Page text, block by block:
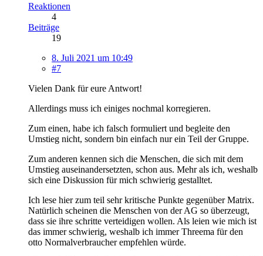
Reaktionen
4
Beiträge
19
8. Juli 2021 um 10:49
#7
Vielen Dank für eure Antwort!
Allerdings muss ich einiges nochmal korregieren.
Zum einen, habe ich falsch formuliert und begleite den
Umstieg nicht, sondern bin einfach nur ein Teil der Gruppe.
Zum anderen kennen sich die Menschen, die sich mit dem
Umstieg auseinandersetzten, schon aus. Mehr als ich, weshalb
sich eine Diskussion für mich schwierig gestalltet.
Ich lese hier zum teil sehr kritische Punkte gegenüber Matrix.
Natürlich scheinen die Menschen von der AG so überzeugt,
dass sie ihre schritte verteidigen wollen. Als leien wie mich ist
das immer schwierig, weshalb ich immer Threema für den
otto Normalverbraucher empfehlen würde.